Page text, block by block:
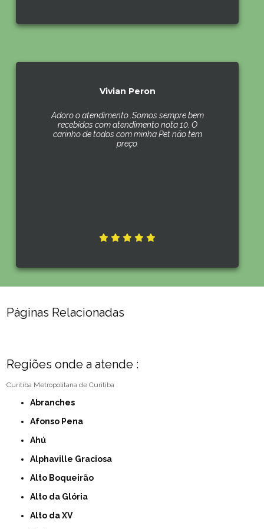
Vivian Peron
Adoro o atendimento .Somos sempre bem
recebidas com atendimento nota 10. O
carinho de todos com minha Pet não tem
preço.
Páginas Relacionadas
Regiões onde a atende :
Curitiba Metropolitana de Curitiba
Abranches
Afonso Pena
Ahú
Alphaville Graciosa
Alto Boqueirão
Alto da Glória
Alto da XV